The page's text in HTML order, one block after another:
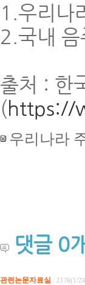
1.우리나
2.국내
출처 : 한
(https://
우리나라
댓글 0개
관련논문자료실 21개(1/2